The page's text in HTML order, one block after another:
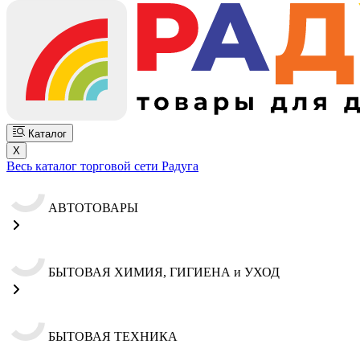
Каталог
X
Весь каталог торговой сети Радуга
АВТОТОВАРЫ
БЫТОВАЯ ХИМИЯ, ГИГИЕНА и УХОД
БЫТОВАЯ ТЕХНИКА